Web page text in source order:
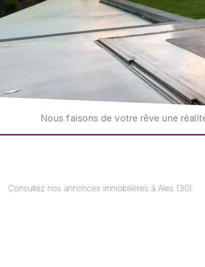
Nous faisons de votre rêve une
Consultez nos annonces immobilières à Ales (30)